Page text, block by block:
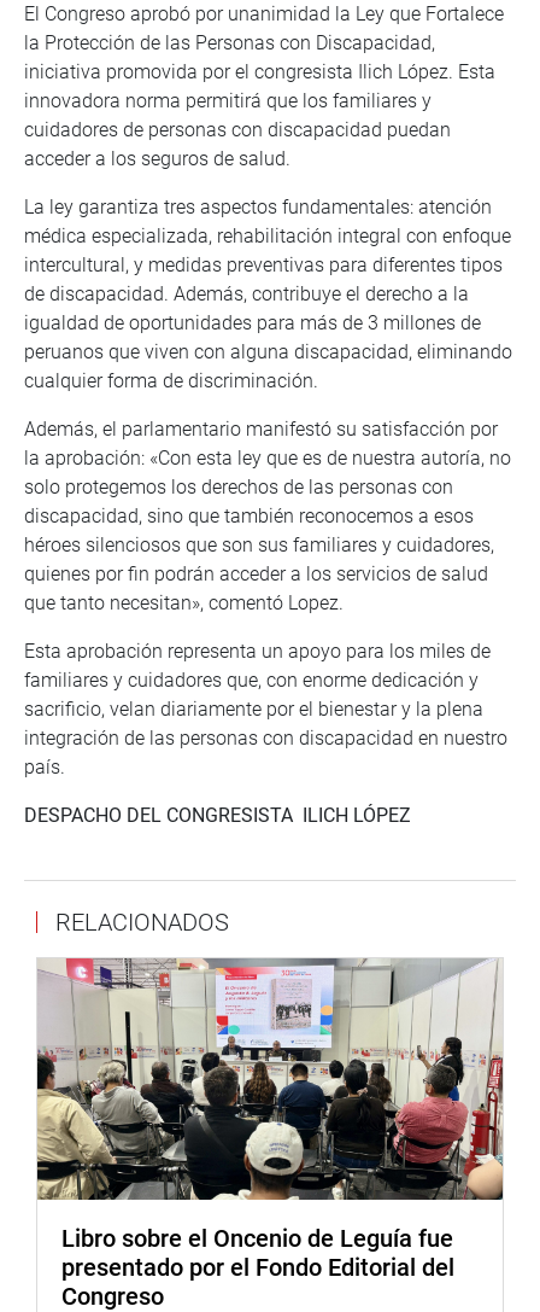
El Congreso aprobó por unanimidad la Ley que Fortalece
la Protección de las Personas con Discapacidad,
iniciativa promovida por el congresista Ilich López. Esta
innovadora norma permitirá que los familiares y
cuidadores de personas con discapacidad puedan
acceder a los seguros de salud.
La ley garantiza tres aspectos fundamentales: atención
médica especializada, rehabilitación integral con enfoque
intercultural, y medidas preventivas para diferentes tipos
de discapacidad. Además, contribuye el derecho a la
igualdad de oportunidades para más de 3 millones de
peruanos que viven con alguna discapacidad, eliminando
cualquier forma de discriminación.
Además, el parlamentario manifestó su satisfacción por
la aprobación: «Con esta ley que es de nuestra autoría, no
solo protegemos los derechos de las personas con
discapacidad, sino que también reconocemos a esos
héroes silenciosos que son sus familiares y cuidadores,
quienes por fin podrán acceder a los servicios de salud
que tanto necesitan», comentó Lopez.
Esta aprobación representa un apoyo para los miles de
familiares y cuidadores que, con enorme dedicación y
sacrificio, velan diariamente por el bienestar y la plena
integración de las personas con discapacidad en nuestro
país.
DESPACHO DEL CONGRESISTA ILICH LÓPEZ
RELACIONADOS
Libro sobre el Oncenio de Leguía fue
presentado por el Fondo Editorial del
Congreso